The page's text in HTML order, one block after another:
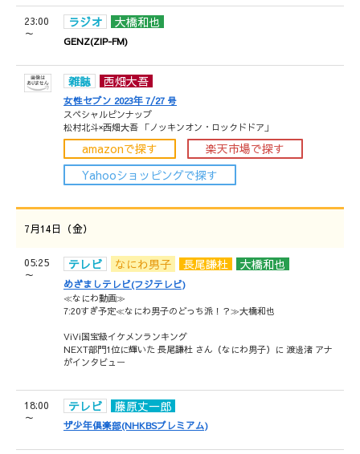
23:00
～
ラジオ 大橋和也
GENZ(ZIP-FM)
雑誌 西畑大吾
女性セブン 2023年 7/27 号
スペシャルピンナップ
松村北斗×西畑大吾 「ノッキンオン・ロックドドア」
amazonで探す
楽天市場で探す
Yahooショッピングで探す
7月14日（金）
05:25
～
テレビ なにわ男子 長尾謙杜 大橋和也
めざましテレビ(フジテレビ)
≪なにわ動画≫
7:20すぎ予定≪なにわ男子のどっち派！？≫大橋和也
ViVi国宝級イケメンランキング
NEXT部門1位に輝いた 長尾謙杜 さん（なにわ男子）に 渡邊渚 アナ
がインタビュー
18:00
～
テレビ 藤原丈一郎
ザ少年倶楽部(NHKBSプレミアム)